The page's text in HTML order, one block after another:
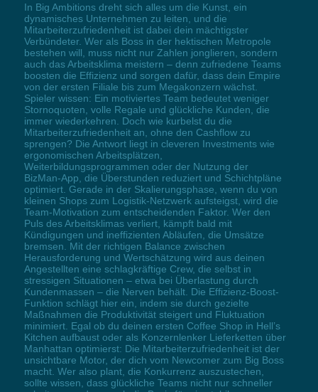
In Big Ambitions dreht sich alles um die Kunst, ein
dynamisches Unternehmen zu leiten, und die
Mitarbeiterzufriedenheit ist dabei dein mächtigster
Verbündeter. Wer als Boss in der hektischen Metropole
bestehen will, muss nicht nur Zahlen jonglieren, sondern
auch das Arbeitsklima meistern – denn zufriedene Teams
boosten die Effizienz und sorgen dafür, dass dein Empire
von der ersten Filiale bis zum Megakonzern wächst.
Spieler wissen: Ein motiviertes Team bedeutet weniger
Stornoquoten, volle Regale und glückliche Kunden, die
immer wiederkehren. Doch wie kurbelst du die
Mitarbeiterzufriedenheit an, ohne den Cashflow zu
sprengen? Die Antwort liegt in cleveren Investments wie
ergonomischen Arbeitsplätzen,
Weiterbildungsprogrammen oder der Nutzung der
BizMan-App, die Überstunden reduziert und Schichtpläne
optimiert. Gerade in der Skalierungsphase, wenn du von
kleinen Shops zum Logistik-Netzwerk aufsteigst, wird die
Team-Motivation zum entscheidenden Faktor. Wer den
Puls des Arbeitsklimas verliert, kämpft bald mit
Kündigungen und ineffizienten Abläufen, die Umsätze
bremsen. Mit der richtigen Balance zwischen
Herausforderung und Wertschätzung wird aus deinen
Angestellten eine schlagkräftige Crew, die selbst in
stressigen Situationen – etwa bei Überlastung durch
Kundenmassen – die Nerven behält. Die Effizienz-Boost-
Funktion schlägt hier ein, indem sie durch gezielte
Maßnahmen die Produktivität steigert und Fluktuation
minimiert. Egal ob du deinen ersten Coffee Shop in Hell’s
Kitchen aufbaust oder als Konzernlenker Lieferketten über
Manhattan optimierst: Die Mitarbeiterzufriedenheit ist der
unsichtbare Motor, der dich vom Newcomer zum Big Boss
macht. Wer also plant, die Konkurrenz auszustechen,
sollte wissen, dass glückliche Teams nicht nur schneller